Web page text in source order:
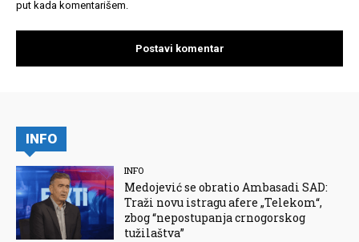
put kada komentarišem.
INFO
INFO
Medojević se obratio Ambasadi SAD:
Traži novu istragu afere „Telekom“,
zbog “nepostupanja crnogorskog
tužilaštva”